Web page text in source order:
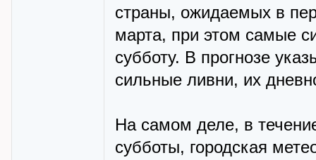
страны, ожидаемых в
марта, при этом самые
субботу. В прогнозе
сильные ливни, их
На самом деле, в
субботы, городская